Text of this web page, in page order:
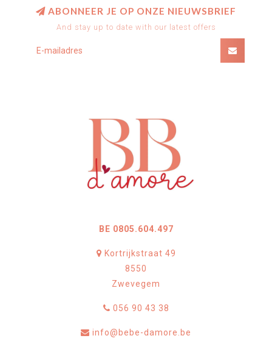
ABONNEER JE OP ONZE NIEUWSBRIEF
And stay up to date with our latest offers
BE 0805.604.497
Kortrijkstraat 49
8550
Zwevegem
056 90 43 38
info@bebe-damore.be